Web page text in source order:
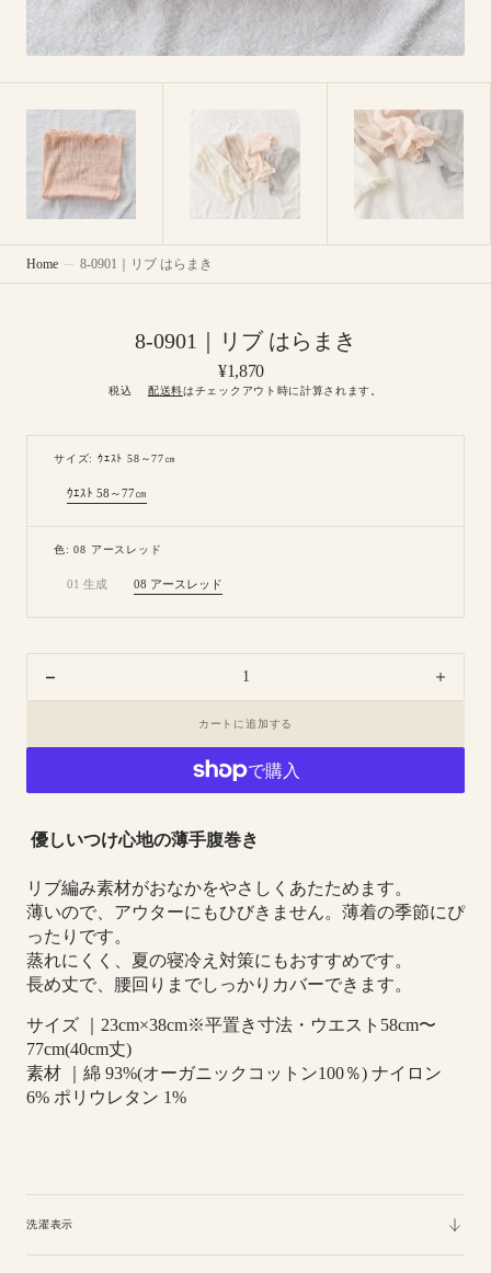
8-0901｜リブ はらまき
Regular
price
¥1,870
税込 配送料はチェックアウト時に計算されます。
サイズ: ｳｴｽﾄ 58～77㎝
ｳｴｽﾄ 58～77㎝
Variant
out
unavailable
色: 08 アースレッド
01 生成
Variant
out
08 アースレッド
Variant
out
Decrease
リ
ブ
は
ら
ま
き
ら
カートに追加する
優しいつけ心地の薄手腹巻き
リブ編み素材がおなかをやさしくあたためます。
薄いので、アウターにもひびきません。薄着の季節にぴ
ったりです。
蒸れにくく、夏の寝冷え対策にもおすすめです。
長め丈で、腰回りまでしっかりカバーできます。
サイズ ｜23cm×38cm※平置き寸法・ウエスト58cm〜
77cm(40cm丈)
素材 ｜綿 93%(オーガニックコットン100％) ナイロン
6% ポリウレタン 1%
洗濯表示
Home 8-0901｜リブ はらまき